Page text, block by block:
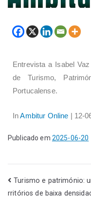
Entrevista a Isabel
de Turismo,
Portucalense.
InAmbitur Online | 12-
Publicado em 2025-06-20
Turismo e património:
rritórios de baixa